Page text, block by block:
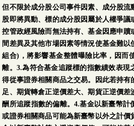
但不限於成分股公司事件因素、成分股流
股即將異動、標的成分股因屬於人權爭
控管政經風險而無法持有、基金因應申贖
間差異及其他市場因素等情況使基金難
組合)，將影響基金整體曝險比率，因而
離。3.為符合基金追蹤標的指數績效表現
得從事證券相關商品之交易。因此若持有
足、期貨轉倉正逆價差大、期貨正逆價差
酬所追蹤指數的偏離。4.基金以新臺幣計
或證券相關商品可能為新臺幣以外之計價